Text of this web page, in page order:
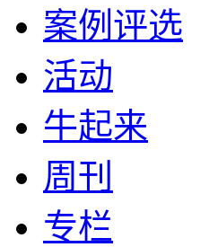
案例评选
活动
牛起来
周刊
专栏